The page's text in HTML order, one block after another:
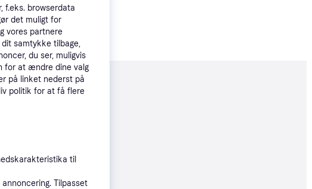
Promoveret
f.eks. browserdata
det muligt for
vores partnere
samtykke tilbage,
du ser, muligvis
for at ændre dine valg
på linket nederst på
politik for at få flere
til
Tilpasset